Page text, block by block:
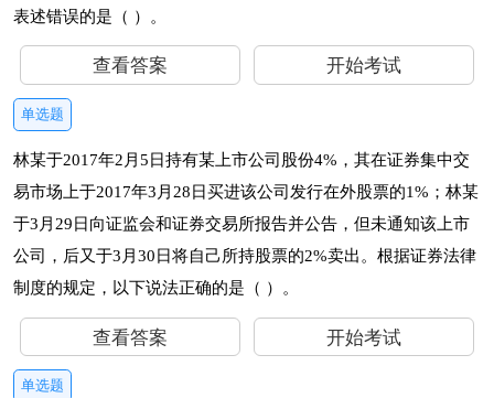
表述错误的是（ ）。
查看答案 开始考试
单选题
林某于2017年2月5日持有某上市公司股份4%，其在证券集中交
易市场上于2017年3月28日买进该公司发行在外股票的1%；林某
于3月29日向证监会和证券交易所报告并公告，但未通知该上市
公司，后又于3月30日将自己所持股票的2%卖出。根据证券法律
制度的规定，以下说法正确的是（ ）。
查看答案 开始考试
单选题